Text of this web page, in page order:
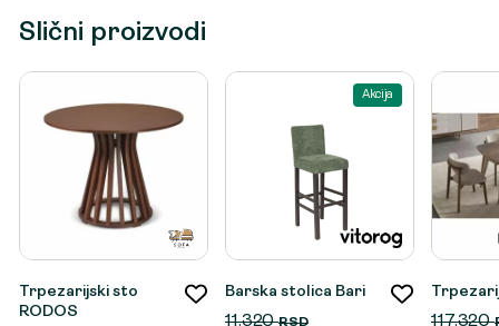
Slični proizvodi
Trpezarijski sto
RODOS
Akcija
Barska stolica Bari
11.320RSD 117.320